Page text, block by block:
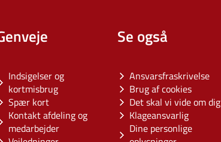
Indsigelser og
kortmisbrug
Spær kort
Kontakt afdeling og
medarbejder
Se også
Ansvarsfraskrivelse
Brug af cookies
Det skal vi vide om dig
Klageansvarlig
Dine personlige